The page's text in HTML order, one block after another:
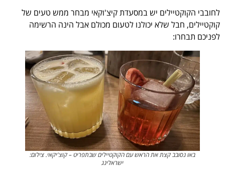
לחובבי הקוקטיילים יש במסעדת קיצ'וקאי מבחר ממש טעים של
קוקטיילים, חבל שלא יכולנו לטעום מכולם אבל הינה הרשימה
לפניכם תבחרו:
באו נסובב קצת את הראש עם הקוקטיילים שבתפריט – קוצ'יקאי. צילום:
ישראלינג